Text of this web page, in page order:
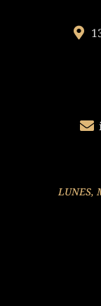
LUNES,